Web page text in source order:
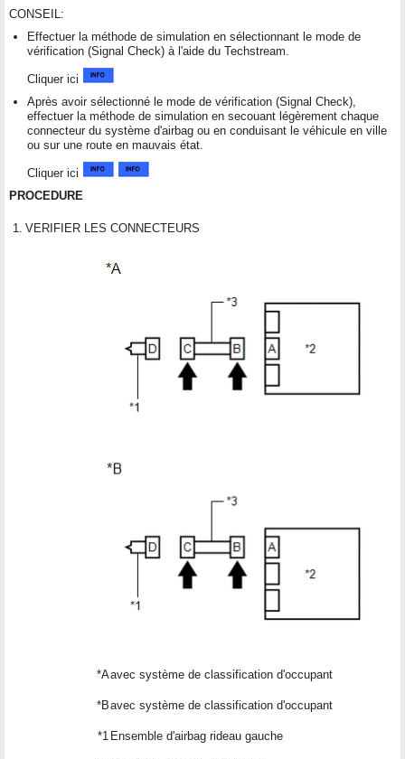
CONSEIL:
Effectuer la méthode de simulation en sélectionnant le mode de
vérification (Signal Check) à l'aide du Techstream.
Cliquer ici
Après avoir sélectionné le mode de vérification (Signal Check),
effectuer la méthode de simulation en secouant légèrement chaque
connecteur du système d'airbag ou en conduisant le véhicule en ville
ou sur une route en mauvais état.
Cliquer ici
PROCEDURE
1. VERIFIER LES CONNECTEURS
*Aavec système de classification d'occupant
*Bavec système de classification d'occupant
*1 Ensemble d'airbag rideau gauche